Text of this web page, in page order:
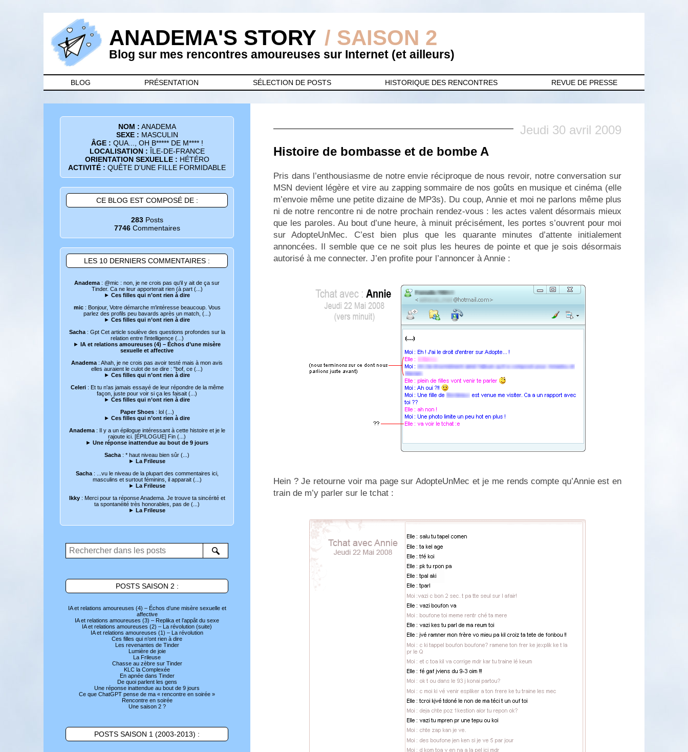
ANADEMA'S STORY / SAISON 2
Blog sur mes rencontres amoureuses sur Internet (et ailleurs)
BLOG PRÉSENTATION SÉLECTION DE POSTS HISTORIQUE DES RENCONTRES REVUE DE PRESSE
NOM : ANADEMA
SEXE : MASCULIN
ÂGE : QUA..., OH B***** DE M**** !
LOCALISATION : ÎLE-DE-FRANCE
ORIENTATION SEXUELLE : HÉTÉRO
ACTIVITÉ : QUÊTE D'UNE FILLE FORMIDABLE
CE BLOG EST COMPOSÉ DE :
283Posts
7746Commentaires
LES 10 DERNIERS COMMENTAIRES :
Anadema : @mic : non, je ne crois pas qu'il y ait de ça sur
Tinder. Ca ne leur apporterait rien (à part (...)
► Ces filles qui n’ont rien à dire
mic: Bonjour, Votre démarche m'intéresse beaucoup. Vous
parlez des profils peu bavards après un match, (...)
► Ces filles qui n’ont rien à dire
Sacha: Gpt Cet article soulève des questions profondes sur la
relation entre l'intelligence (...)
► IA et relations amoureuses (4) – Échos d’une misère
sexuelle et affective
Anadema : Ahah, je ne crois pas avoir testé mais à mon avis
elles auraient le culot de se dire : "bof, ce (...)
► Ces filles qui n’ont rien à dire
Celeri: Et tu n'as jamais essayé de leur répondre de la même
façon, juste pour voir si ça les faisait (...)
► Ces filles qui n’ont rien à dire
Paper Shoes: lol (...)
► Ces filles qui n’ont rien à dire
Anadema: Il y a un épilogue intéressant à cette histoire et je le
rajoute ici. [ÉPILOGUE] Fin (...)
► Une réponse inattendue au bout de 9 jours
Sacha : * haut niveau bien sûr (...)
► La Frileuse
Sacha: ...vu le niveau de la plupart des commentaires ici,
masculins et surtout féminins, il apparait (...)
► La Frileuse
Ikky: Merci pour ta réponse Anadema. Je trouve ta sincérité et
ta spontanéité très honorables, pas de (...)
► La Frileuse
POSTS SAISON 2 :
IA et relations amoureuses (4) – Échos d’une misère sexuelle et
affective
IA et relations amoureuses (3) – Replika et l’appât du sexe
IA et relations amoureuses (2) – La révolution (suite)
IA et relations amoureuses (1) – La révolution
Ces filles qui n’ont rien à dire
Les revenantes de Tinder
Lumière de joie
La Frileuse
Chasse au zèbre sur Tinder
KLC la Complexée
En apnée dans Tinder
De quoi parlent les gens
Une réponse inattendue au bout de 9 jours
Ce que ChatGPT pense de ma « rencontre en soirée »
Rencontre en soirée
Une saison 2 ?
POSTS SAISON 1 (2003-2013) :
Jeudi 30 avril 2009
Histoire de bombasse et de bombe A
Pris dans l’enthousiasme de notre envie réciproque de nous revoir, notre conversation sur
MSN devient légère et vire au zapping sommaire de nos goûts en musique et cinéma (elle
m’envoie même une petite dizaine de MP3s). Du coup, Annie et moi ne parlons même plus
ni de notre rencontre ni de notre prochain rendez-vous : les actes valent désormais mieux
que les paroles. Au bout d’une heure, à minuit précisément, les portes s’ouvrent pour moi
sur AdopteUnMec. C’est bien plus que les quarante minutes d’attente initialement
annoncées. Il semble que ce ne soit plus les heures de pointe et que je sois désormais
autorisé à me connecter. J’en profite pour l’annoncer à Annie :
Hein ? Je retourne voir ma page sur AdopteUnMec et je me rends compte qu’Annie est en
train de m’y parler sur le tchat :